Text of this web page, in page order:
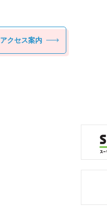
アクセス案内